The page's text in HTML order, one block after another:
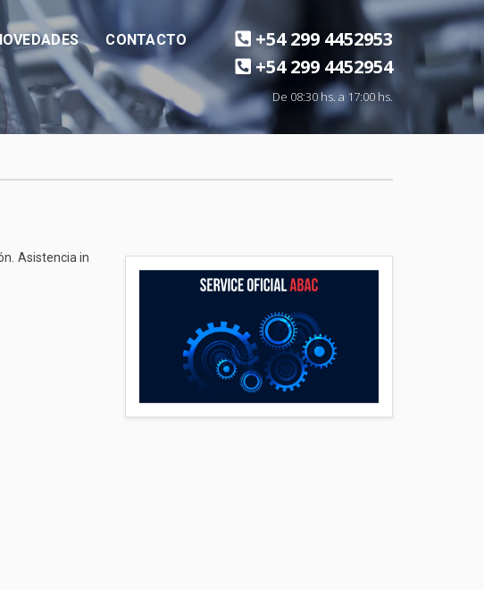
CONTACTO
+54 299 4452953
+54 299 4452954
De 08:30 hs. a 17:00 hs.
Asistencia in